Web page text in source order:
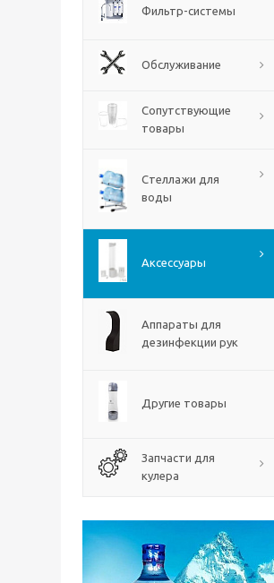
Фильтр-системы
Обслуживание
Сопутствующие
товары
Стеллажи для
воды
Аксессуары
Аппараты для
дезинфекции рук
Другие товары
Запчасти для
кулера